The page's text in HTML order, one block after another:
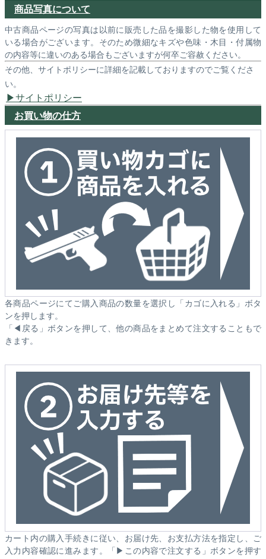
商品写真について
中古商品ページの写真は以前に販売した品を撮影した物を使用して
いる場合がございます。そのため微細なキズや色味・木目・付属物
の内容等に違いのある場合もございますが何卒ご容赦ください。
その他、サイトポリシーに詳細を記載しておりますのでご覧くださ
い。
サイトポリシー
お買い物の仕方
各商品ページにてご購入商品の数量を選択し「カゴに入れる」ボタ
ンを押します。
「◀戻る」ボタンを押して、他の商品をまとめて注文することもで
きます。
カート内の購入手続きに従い、お届け先、お支払方法を指定し、ご
入力内容確認に進みます。「▶この内容で注文する」ボタンを押す